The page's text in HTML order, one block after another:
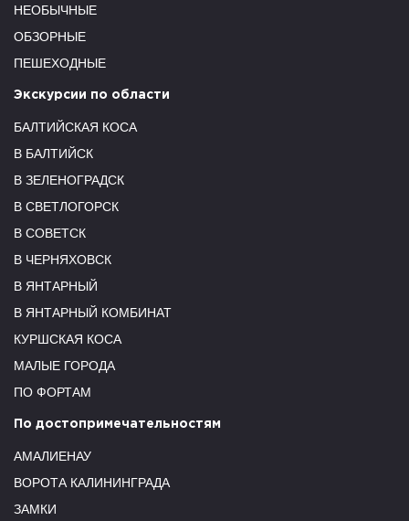
НЕОБЫЧНЫЕ
ОБЗОРНЫЕ
ПЕШЕХОДНЫЕ
Экскурсии по области
БАЛТИЙСКАЯ КОСА
В БАЛТИЙСК
В ЗЕЛЕНОГРАДСК
В СВЕТЛОГОРСК
В СОВЕТСК
В ЧЕРНЯХОВСК
В ЯНТАРНЫЙ
В ЯНТАРНЫЙ КОМБИНАТ
КУРШСКАЯ КОСА
МАЛЫЕ ГОРОДА
ПО ФОРТАМ
По достопримечательностям
АМАЛИЕНАУ
ВОРОТА КАЛИНИНГРАДА
ЗАМКИ